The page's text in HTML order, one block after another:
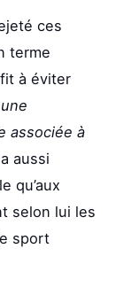
ces
terme
à éviter
associée à
aussi
qu’aux
selon lui les
sport